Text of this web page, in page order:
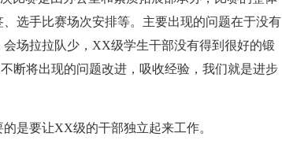
选手比赛场次安排等。主要出现的问题在于没有
场拉拉队少，XX级学生干部没有得到很好的锻
断将出现的问题改进，吸收经验，我们就是进步
是要让XX级的干部独立起来工作。